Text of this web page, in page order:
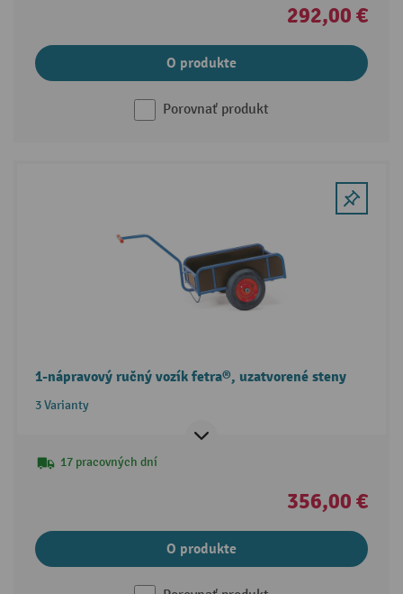
292,00 €
O produkte
Porovnať produkt
1-nápravový ručný vozík fetra®, uzatvorené steny
3 Varianty
17 pracovných dní
356,00 €
O produkte